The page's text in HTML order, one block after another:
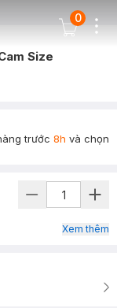
Cart Icon
0
Size
trước 8h và chọn
Xem thêm